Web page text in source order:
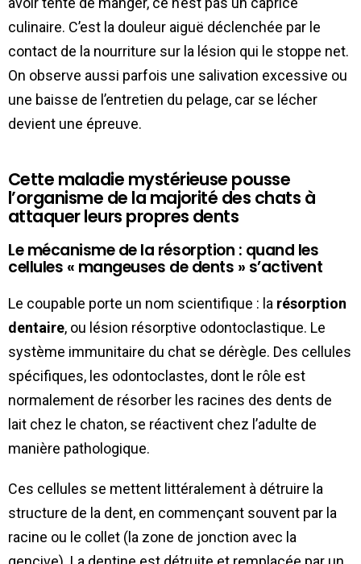
culinaire. C’est la douleur aiguë déclenchée par le
contact de la nourriture sur la lésion qui le stoppe net.
On observe aussi parfois une salivation excessive ou
une baisse de l’entretien du pelage, car se lécher
devient une épreuve.
Cette maladie mystérieuse pousse
l’organisme de la majorité des chats à
attaquer leurs propres dents
Le mécanisme de la résorption : quand les
cellules « mangeuses de dents » s’activent
Le coupable porte un nom scientifique : la résorption
dentaire, ou lésion résorptive odontoclastique. Le
système immunitaire du chat se dérègle. Des cellules
spécifiques, les odontoclastes, dont le rôle est
normalement de résorber les racines des dents de
lait chez le chaton, se réactivent chez l’adulte de
manière pathologique.
Ces cellules se mettent littéralement à détruire la
structure de la dent, en commençant souvent par la
racine ou le collet (la zone de jonction avec la